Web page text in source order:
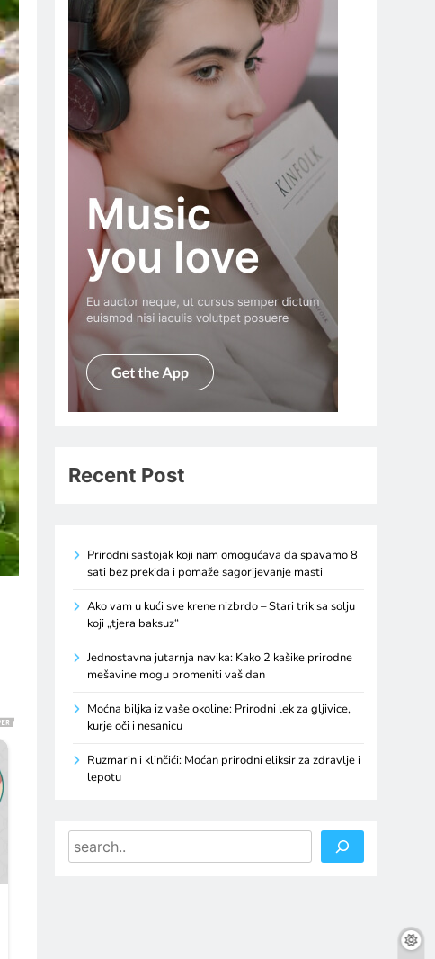
Recent Post
Prirodni sastojak koji nam omogućava da spavamo 8
sati bez prekida i pomaže sagorijevanje masti
Ako vam u kući sve krene nizbrdo – Stari trik sa solju
koji „tjera baksuz“
Jednostavna jutarnja navika: Kako 2 kašike prirodne
mešavine mogu promeniti vaš dan
Moćna biljka iz vaše okoline: Prirodni lek za gljivice,
kurje oči i nesanicu
Ruzmarin i klinčići: Moćan prirodni eliksir za zdravlje i
lepotu
Search